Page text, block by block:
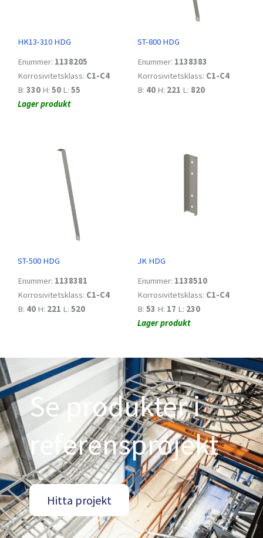
HK13-310 HDG
Enummer: 1138205
Korrosivitetsklass: C1-C4
B: 330 H: 50 L: 55
Lager produkt
ST-800 HDG
Enummer: 1138383
Korrosivitetsklass: C1-C4
B: 40 H: 221 L: 820
ST-500 HDG
Enummer: 1138381
Korrosivitetsklass: C1-C4
B: 40 H: 221 L: 520
JK HDG
Enummer: 1138510
Korrosivitetsklass: C1-C4
B: 53 H: 17 L: 230
Lager produkt
Se produkter i
referensprojekt
Hitta projekt